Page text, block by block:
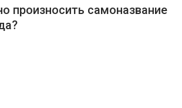
произносить самоназвание